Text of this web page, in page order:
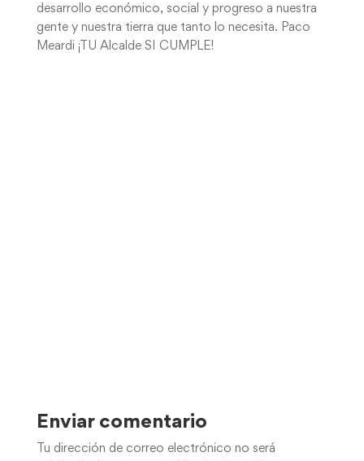
desarrollo económico, social y progreso a nuestra
gente y nuestra tierra que tanto lo necesita. Paco
Meardi ¡TU Alcalde SI CUMPLE!
Enviar comentario
Tu dirección de correo electrónico no será